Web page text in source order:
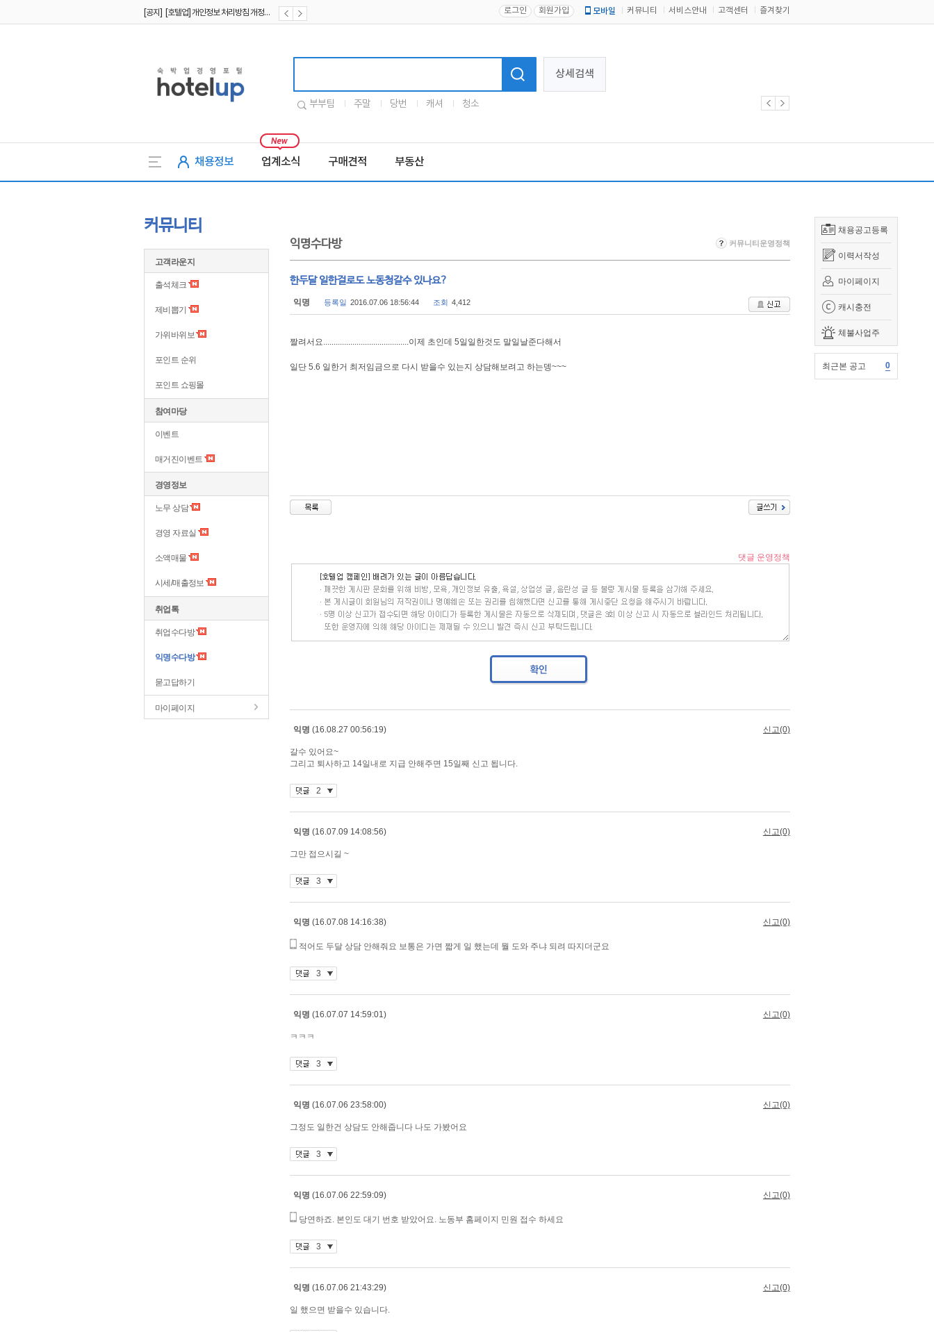
[공지] [호텔업] 개인정보 처리방침 개정본1 (19.09.02) 로그인 회원가입 모바일 커뮤니티 서비스안내 고객센터 즐겨찾기
상세검색
부부팀 주말 당번 캐셔 청소
채용정보 업계소식 구매견적 부동산
채용공고등록
이력서작성
마이페이지
캐시충전
체불사업주
최근본 공고 0
커뮤니티
고객라운지
출석체크
제비뽑기
가위바위보
포인트 순위
포인트 쇼핑몰
참여마당
이벤트
매거진이벤트
경영정보
노무 상담
경영 자료실
소액매물
시세/매출정보
취업톡
취업수다방
익명수다방
묻고답하기
마이페이지
익명수다방 커뮤니티운영정책
한두달 일한걸로도 노동청갈수 있나요?
익명 등록일 2016.07.06 18:56:44 조회 4,412
짤려서요.........................................이제 초인데 5일일한것도 말일날준다해서
일단 5.6 일한거 최저임금으로 다시 받을수 있는지 상담해보려고 하는뎅~~~